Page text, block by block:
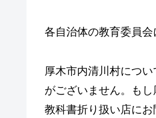
各自治体の教育委員会
厚木市内清川村につ
がございません。も
教科書折り扱い店に